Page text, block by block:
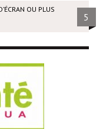
OU PLUS
5